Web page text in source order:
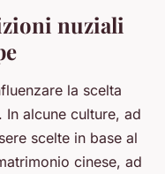
nuziali
la scelta
alcune culture, ad
scelte in base al
cinese, ad